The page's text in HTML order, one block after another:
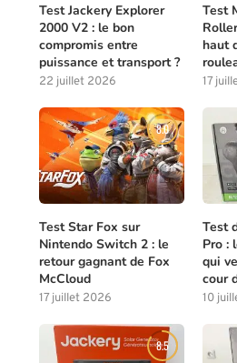
Test Jackery Explorer
2000 V2 : le bon
compromis entre
puissance et transport ?
22 juillet 2026
Test
haut
17
8.0
Test Star Fox sur
Nintendo Switch 2 : le
retour gagnant de Fox
McCloud
17 juillet 2026
Test
Pro :
qui
cour
10
8.5